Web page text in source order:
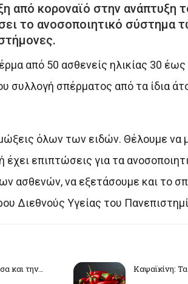
από κοροναϊό στην ανάπτυξη
το ανοσοποιητικό σύστημα
από 50 ασθενείς ηλικίας 30
συλλογή σπέρματος από τα ίδια
όλων των ειδών. Θέλουμε
επιπτώσεις για τα
ασθενών, να εξετάσουμε και το
Διεθνούς Υγείας του
και την… Καψαϊκίνη: